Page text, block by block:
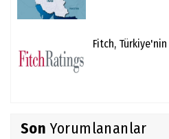
Fitch,
Son Yorumlananlar